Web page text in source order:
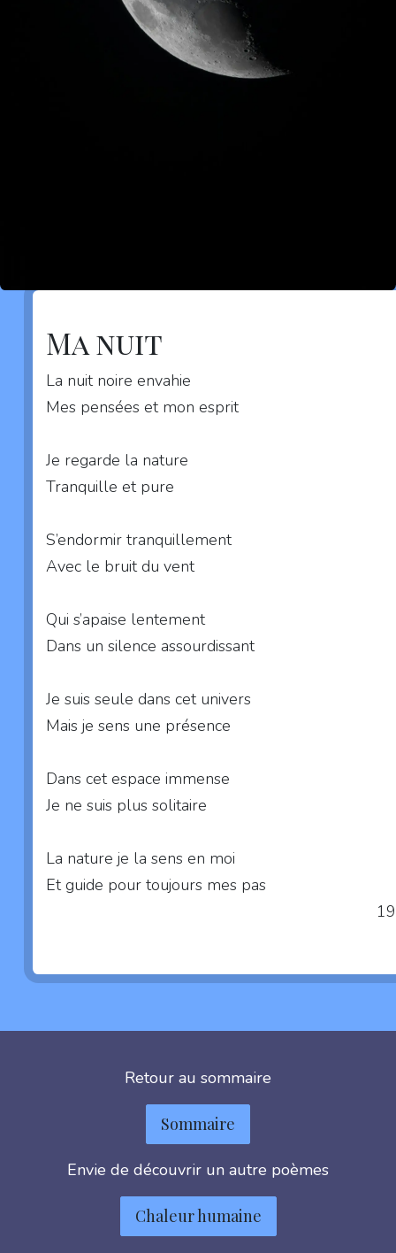
Ma nuit
La nuit noire envahie
Mes pensées et mon esprit
Je regarde la nature
Tranquille et pure
S’endormir tranquillement
Avec le bruit du vent
Qui s’apaise lentement
Dans un silence assourdissant
Je suis seule dans cet univers
Mais je sens une présence
Dans cet espace immense
Je ne suis plus solitaire
La nature je la sens en moi
Et guide pour toujours mes pas
Retour au sommaire
Sommaire
Envie de découvrir un autre poèmes
Chaleur humaine